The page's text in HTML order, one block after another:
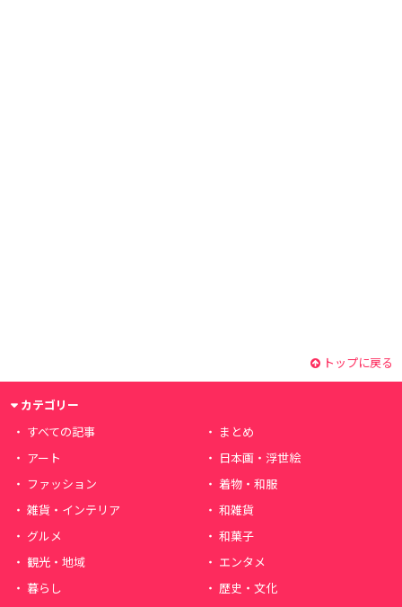
トップに戻る
カテゴリー
すべての記事
まとめ
アート
日本画・浮世絵
ファッション
着物・和服
雑貨・インテリア
和雑貨
グルメ
和菓子
観光・地域
エンタメ
暮らし
歴史・文化